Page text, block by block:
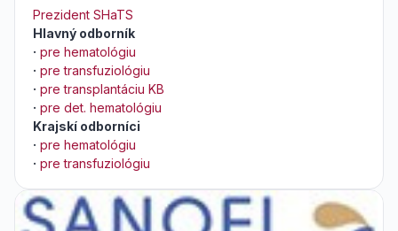
Prezident SHaTS
Hlavný odborník
· pre hematológiu
· pre transfuziológiu
· pre transplantáciu KB
· pre det. hematológiu
Krajskí odborníci
· pre hematológiu
· pre transfuziológiu